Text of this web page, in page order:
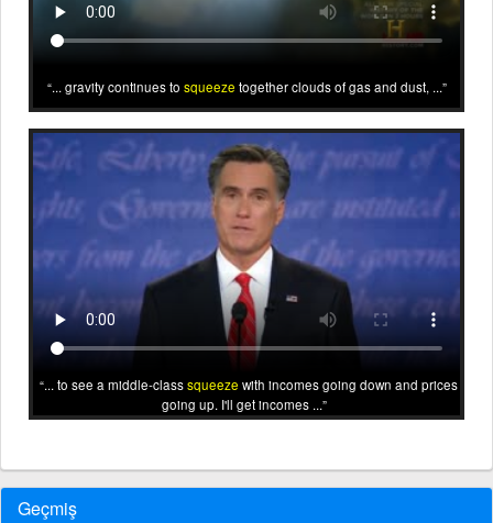
... gravity continues to squeeze together clouds of gas and dust, ...
... to see a middle-classsqueeze with incomes going down and prices
going up. I'll get incomes ...
Geçmiş